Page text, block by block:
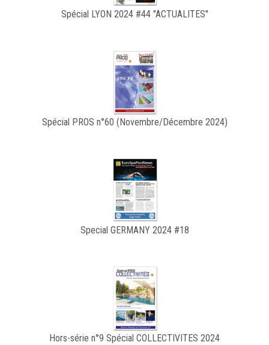
Spécial LYON 2024 #44 "ACTUALITES"
Spécial PROS n°60 (Novembre/Décembre 2024)
Special GERMANY 2024 #18
Hors-série n°9 Spécial COLLECTIVITES 2024